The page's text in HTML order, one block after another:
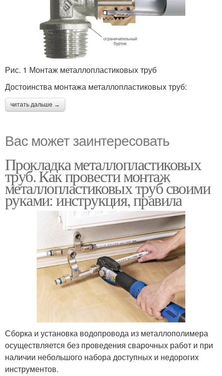
Рис. 1 Монтаж металлопластиковых труб
Достоинства монтажа металлопластиковых труб:
читать дальше →
Вас может заинтересовать
Прокладка металлопластиковых
труб. Как провести монтаж
металлопластиковых труб своими
руками: инструкция, правила
Сборка и установка водопровода из металлополимера
осуществляется без проведения сварочных работ и при
наличии небольшого набора доступных и недорогих
инструментов.